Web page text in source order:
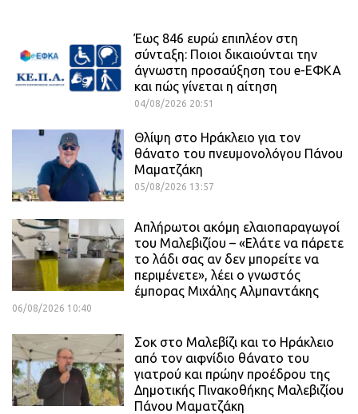
Έως 846 ευρώ επιπλέον στη
σύνταξη: Ποιοι δικαιούνται την
άγνωστη προσαύξηση του e-ΕΦΚΑ
και πώς γίνεται η αίτηση
04/08/2026 20:51
Θλίψη στο Ηράκλειο για τον
θάνατο του πνευμονολόγου Πάνου
Μαματζάκη
05/08/2026 13:57
Απλήρωτοι ακόμη ελαιοπαραγωγοί
του Μαλεβιζίου – «Ελάτε να πάρετε
το λάδι σας αν δεν μπορείτε να
περιμένετε», λέει ο γνωστός
έμπορας Μιχάλης Αλμπαντάκης
06/08/2026 10:40
Σοκ στο Μαλεβίζι και το Ηράκλειο
από τον αιφνίδιο θάνατο του
γιατρού και πρώην προέδρου της
Δημοτικής Πινακοθήκης Μαλεβιζίου
Πάνου Μαματζάκη